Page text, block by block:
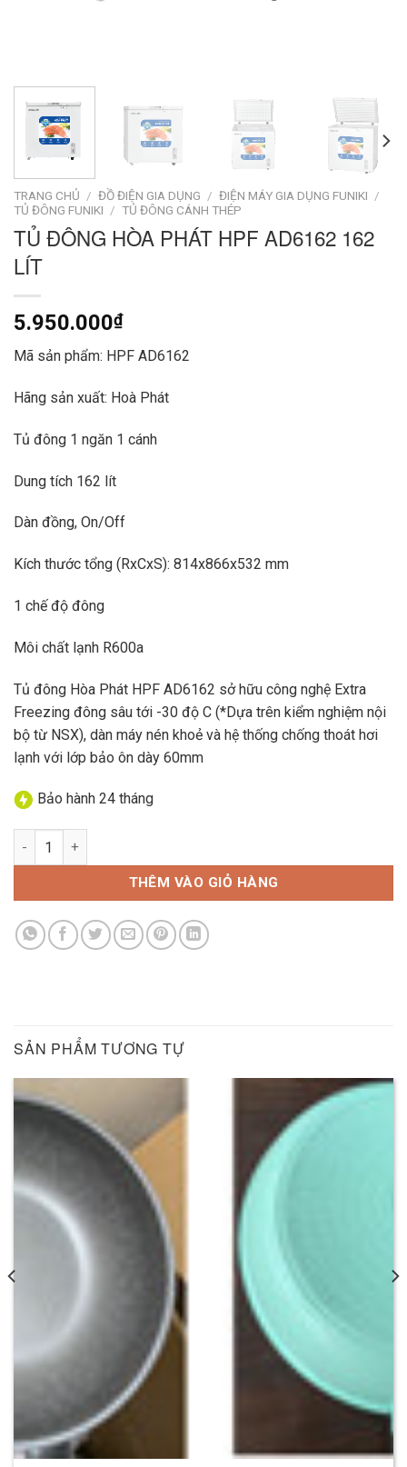
TRANG CHỦ / ĐỒ ĐIỆN GIA DỤNG / ĐIỆN MÁY GIA DỤNG FUNIKI /
TỦ ĐÔNG FUNIKI / TỦ ĐÔNG CÁNH THÉP
TỦ ĐÔNG HÒA PHÁT HPF AD6162 162
LÍT
5.950.000₫
Mã sản phẩm: HPF AD6162
Hãng sản xuất: Hoà Phát
Tủ đông 1 ngăn 1 cánh
Dung tích 162 lít
Dàn đồng, On/Off
Kích thước tổng (RxCxS): 814x866x532 mm
1 chế độ đông
Môi chất lạnh R600a
Tủ đông Hòa Phát HPF AD6162 sở hữu công nghệ Extra
Freezing đông sâu tới -30 độ C (*Dựa trên kiểm nghiệm nội
bộ từ NSX), dàn máy nén khoẻ và hệ thống chống thoát hơi
lạnh với lớp bảo ôn dày 60mm
Bảo hành 24 tháng
Tủ đông Hòa Phát HPF AD6162 162 lít số lượng
THÊM VÀO GIỎ HÀNG
SẢN PHẨM TƯƠNG TỰ